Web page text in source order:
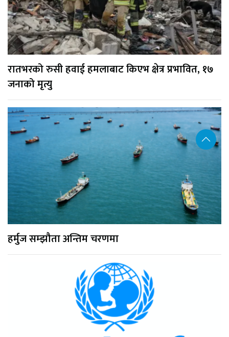
रातभरको रुसी हवाई हमलाबाट किएभ क्षेत्र प्रभावित, १७
जनाको मृत्यु
हर्मुज सम्झौता अन्तिम चरणमा